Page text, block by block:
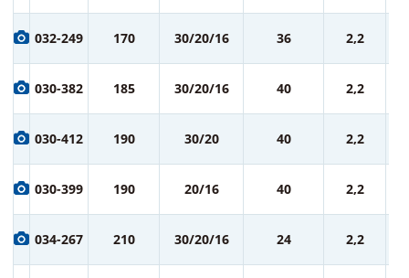
032-249 170 30/20/16 36 2,2
030-382 185 30/20/16 40 2,2
030-412 190 30/20 40 2,2
030-399 190 20/16 40 2,2
034-267 210 30/20/16 24 2,2